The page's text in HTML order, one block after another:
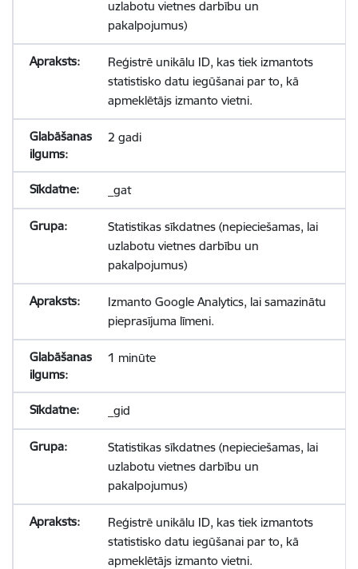
uzlabotu vietnes darbību un
pakalpojumus)
Reģistrē unikālu ID, kas tiek izmantots
statistisko datu iegūšanai par to, kā
apmeklētājs izmanto vietni.
2 gadi
_gat
Statistikas sīkdatnes (nepieciešamas, lai
uzlabotu vietnes darbību un
pakalpojumus)
Izmanto Google Analytics, lai samazinātu
pieprasījuma līmeni.
1 minūte
_gid
Statistikas sīkdatnes (nepieciešamas, lai
uzlabotu vietnes darbību un
pakalpojumus)
Reģistrē unikālu ID, kas tiek izmantots
statistisko datu iegūšanai par to, kā
apmeklētājs izmanto vietni.